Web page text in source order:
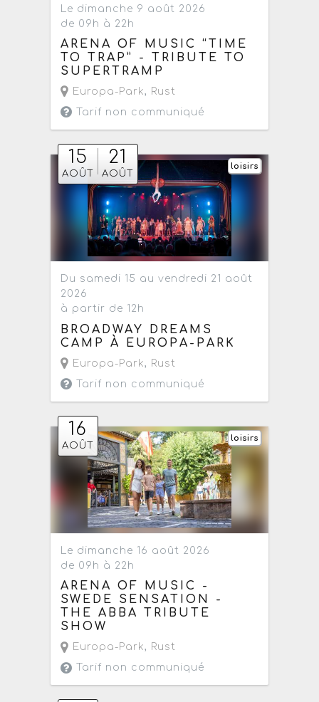
Le dimanche 9 août 2026
de 09h à 22h
ARENA OF MUSIC “TIME
TO TRAP” - TRIBUTE TO
SUPERTRAMP
Europa-Park, Rust
Tarif non communiqué
15
AOÛT
21
AOÛT
loisirs
Du samedi 15 au vendredi 21 août
2026
à partir de 12h
BROADWAY DREAMS
CAMP À EUROPA-PARK
Europa-Park, Rust
Tarif non communiqué
16
AOÛT
loisirs
Le dimanche 16 août 2026
de 09h à 22h
ARENA OF MUSIC -
SWEDE SENSATION -
THE ABBA TRIBUTE
SHOW
Europa-Park, Rust
Tarif non communiqué